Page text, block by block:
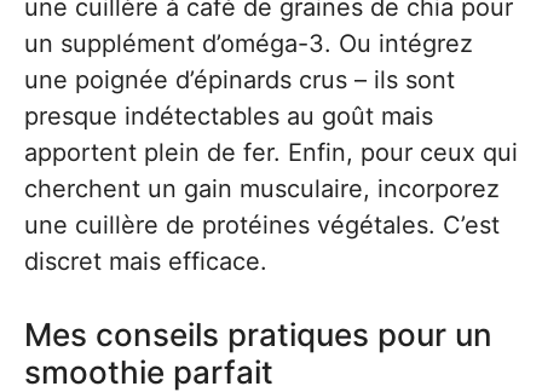
une cuillère à café de graines de chia pour
un supplément d’oméga-3. Ou intégrez
une poignée d’épinards crus – ils sont
presque indétectables au goût mais
apportent plein de fer. Enfin, pour ceux qui
cherchent un gain musculaire, incorporez
une cuillère de protéines végétales. C’est
discret mais efficace.
Mes conseils pratiques pour un
smoothie parfait